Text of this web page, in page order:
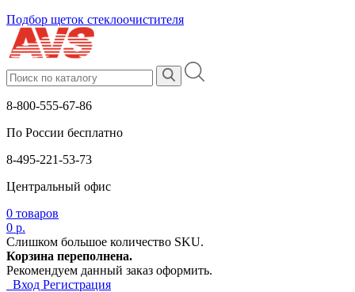
Подбор щеток стеклоочистителя
8-800-555-67-86
По России бесплатно
8-495-221-53-73
Центральный офис
0 товаров
0 р.
Слишком большое количество SKU.
Корзина переполнена.
Рекомендуем данный заказ оформить.
Вход Регистрация